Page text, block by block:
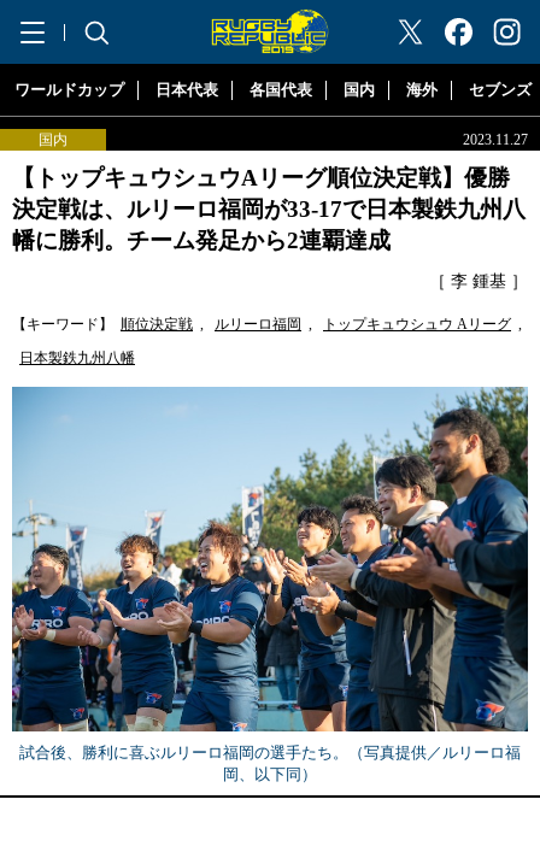
"ラグビーリパブリック"
ワールドカップ 日本代表 各国代表 国内 海外 セブンズ
国内 2023.11.27
【トップキュウシュウAリーグ順位決定戦】優勝
決定戦は、ルリーロ福岡が33-17で日本製鉄九州八
幡に勝利。チーム発足から2連覇達成
［ 李 鍾基 ］
【キーワード】 順位決定戦 , ルリーロ福岡 , トップキュウシュウ Aリーグ ,
日本製鉄九州八幡
試合後、勝利に喜ぶルリーロ福岡の選手たち。（写真提供／ルリーロ福
岡、以下同）